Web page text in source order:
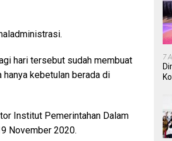
hari tersebut sudah membuat
hanya kebetulan berada di
Institut Pemerintahan Dalam
November 2020.
7